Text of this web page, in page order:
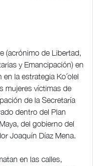
(acrónimo de Libertad,
y Emancipación) en
la estrategia Ko´olel
mujeres víctimas de
de la Secretaría
dentro del Plan
del gobierno del
Joaquín Díaz Mena.
en las calles,